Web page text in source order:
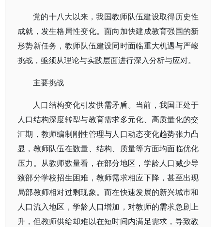
党的十八大以来，我国教师队伍建设取得历史性
成就，发生格局性变化。面向加快建成教育强国的新
形势新任务，教师队伍建设同时面临重大机遇与严峻
挑战，亟须从理论与实践层面进行深入分析与应对。
主要挑战
人口结构变化引发供需矛盾。当前，我国正处于
人口结构深度转型与教育需求多元化、高质量化的交
汇期，教师编制刚性管理与人口动态变化趋势张力凸
显，教师队伍在数量、结构、质量等方面均面临优化
压力。从教师数量看，在部分地区，学龄人口减少导
致部分学校招生困难，教师需求相应下降，甚至出现
局部教师相对过剩现象。而在快速发展的新兴城市和
人口流入地区，学龄人口增加，对教师的需求急剧上
升，但教师供给却难以在短时间内满足需求，导致教